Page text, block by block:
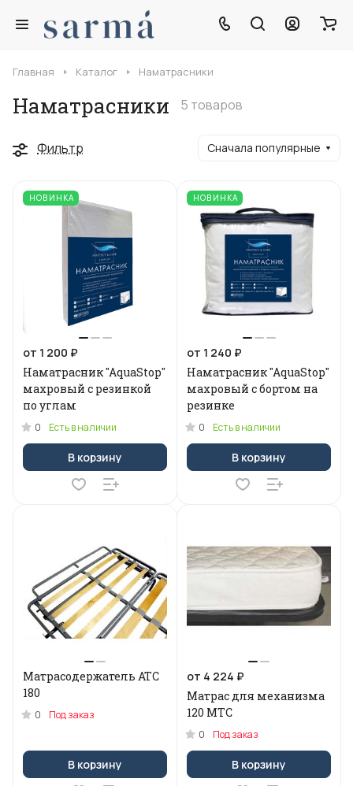
Главная Каталог Наматрасники
Наматрасники 5 товаров
Фильтр Сначала популярные
НОВИНКА
от 1 200 ₽
Наматрасник "AquaStop"
махровый с резинкой
по углам
0 Есть в наличии
В корзину
НОВИНКА
от 1 240 ₽
Наматрасник "AquaStop"
махровый с бортом на
резинке
0 Есть в наличии
В корзину
Матрасодержатель АТС
180
0 Под заказ
В корзину
от 4 224 ₽
Матрас для механизма
120 МТС
0 Под заказ
В корзину